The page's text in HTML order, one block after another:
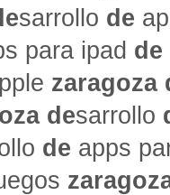
sarrollo de
para ipad de
zaragoza
desarrollo
de apps